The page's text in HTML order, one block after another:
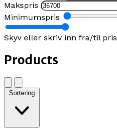
Makspris
Minimumspris
Skyv eller skriv inn fra/til pris
Products
Sortering